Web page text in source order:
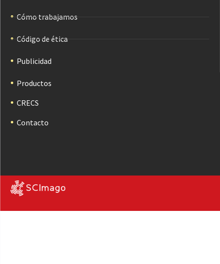
Cómo trabajamos
Código de ética
Publicidad
Productos
CRECS
Contacto